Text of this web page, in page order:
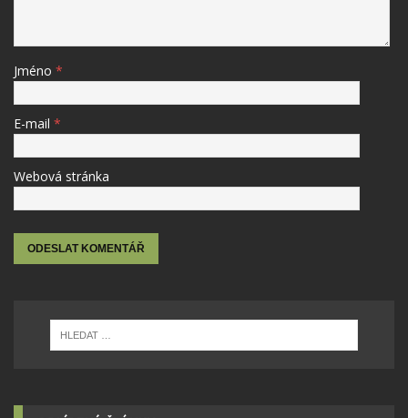
Jméno *
E-mail *
Webová stránka